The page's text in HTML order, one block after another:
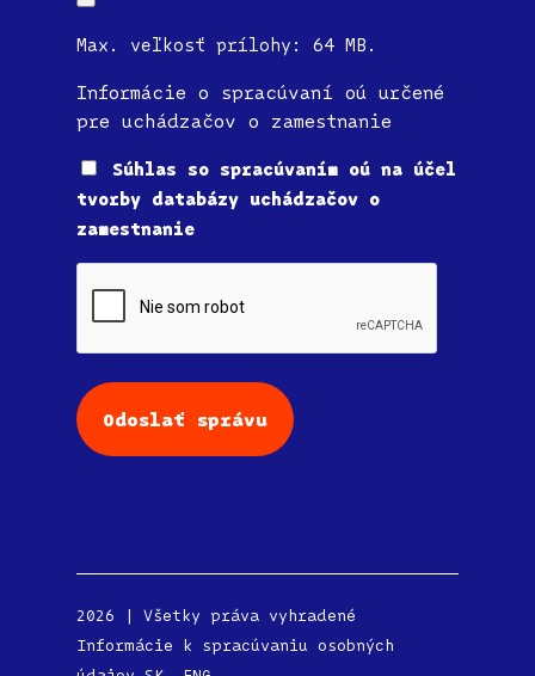
Max. veľkosť prílohy: 64 MB.
Informácie o spracúvaní oú určené
pre uchádzačov o zamestnanie
SúhlasSúhlas so spracúvaním oú na účel
tvorby databázy uchádzačov o
zamestnanie
2026 | Všetky práva vyhradené
Informácie k spracúvaniu osobných